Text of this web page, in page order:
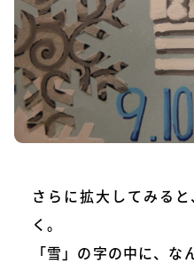
さらに拡大してみる
く。
「雪」の字の中に、